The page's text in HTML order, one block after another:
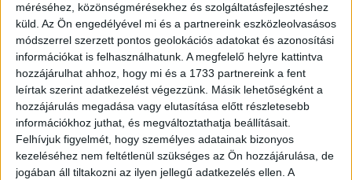
méréséhez, közönségmérésekhez és szolgáltatásfejlesztéshez
küld. Az Ön engedélyével mi és a partnereink eszközleolvasásos
módszerrel szerzett pontos geolokációs adatokat és azonosítási
információkat is felhasználhatunk. A megfelelő helyre kattintva
hozzájárulhat ahhoz, hogy mi és a 1733 partnereink a fent
leírtak szerint adatkezelést végezzünk. Másik lehetőségként a
hozzájárulás megadása vagy elutasítása előtt részletesebb
információkhoz juthat, és megváltoztathatja beállításait.
Felhívjuk figyelmét, hogy személyes adatainak bizonyos
kezeléséhez nem feltétlenül szükséges az Ön hozzájárulása, de
jogában áll tiltakozni az ilyen jellegű adatkezelés ellen. A
A fesztivált a vasárnap esti gálaműsor zárja, melyen
felcsendülnek az erdélyi cigányzene dallamai, végül pedig
retro party várja a közönséget.
CÍMKÉK Bálna Budapest Erdély Nehru part
Partium
Transylvanicum Fesztivál